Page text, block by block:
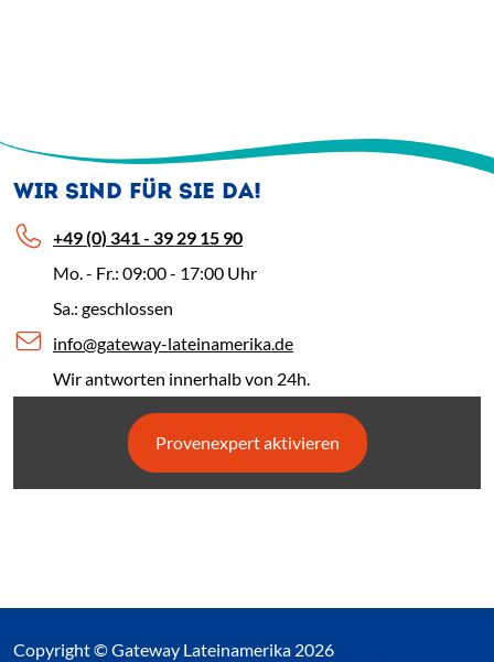
WIR SIND FÜR SIE DA!
+49 (0) 341 - 39 29 15 90
Mo. - Fr.: 09:00 - 17:00 Uhr
Sa.: geschlossen
info@gateway-lateinamerika.de
Wir antworten innerhalb von 24h.
Provenexpert aktivieren
Copyright © Gateway Lateinamerika 2026